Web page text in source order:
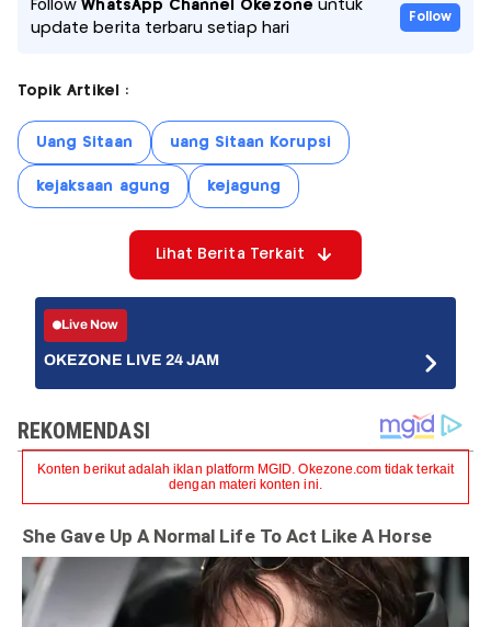
FollowWhatsApp Channel Okezone untuk
update berita terbaru setiap hari
Follow
Topik Artikel :
Uang Sitaan uang Sitaan Korupsi
kejaksaan agung kejagung
Lihat Berita Terkait
Live Now
OKEZONE LIVE 24 JAM